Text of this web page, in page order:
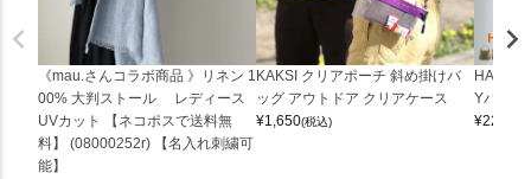
《mau.さんコラボ商品 》リネン 1
00% 大判ストール レディース
UVカット 【ネコポスで送料無
料】 (08000252r) 【名入れ刺繍可
能】
KAKSI クリアポーチ 斜め掛けバ
ッグ アウトドア クリアケース
¥1,650(税込)
Yバッグ
¥22,000